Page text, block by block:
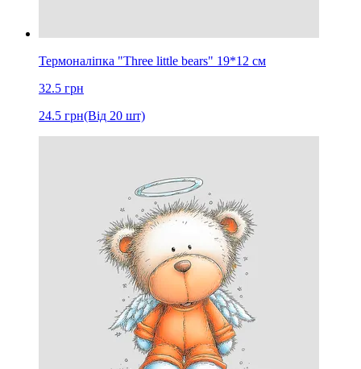
Термоналіпка "Three little bears" 19*12 см
32.5 грн
24.5 грн(Від 20 шт)